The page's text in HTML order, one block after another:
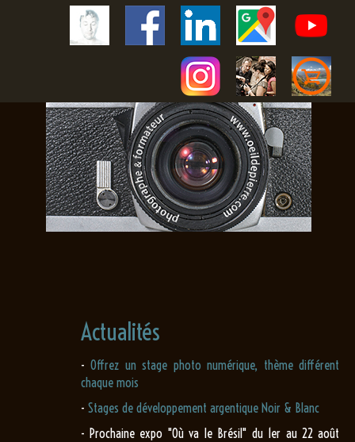
Actualités
-Offrez un stage photo numérique, thème différent
chaque mois
- Stages de développement argentique Noir & Blanc
- Prochaine expo "Où va le Brésil" du 1er au 22 août